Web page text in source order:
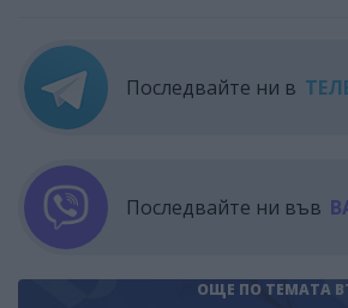
Последвайте ни в
Последвайте ни във
ОЩЕ ПО ТЕМАТА